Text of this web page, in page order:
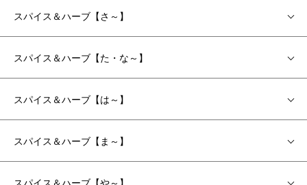
スパイス＆ハーブ【さ～】
スパイス＆ハーブ【た・な～】
スパイス＆ハーブ【は～】
スパイス＆ハーブ【ま～】
スパイス＆ハーブ【や～】